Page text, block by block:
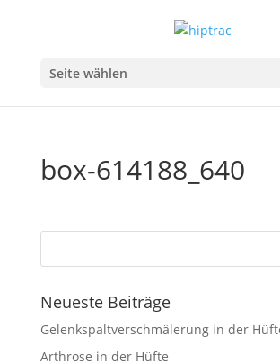
Seite wählen
box-614188_640
Neueste Beiträge
Gelenkspaltverschmälerung in der
Arthrose in der Hüfte